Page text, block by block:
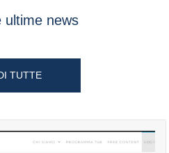
ultime news
TUTTE